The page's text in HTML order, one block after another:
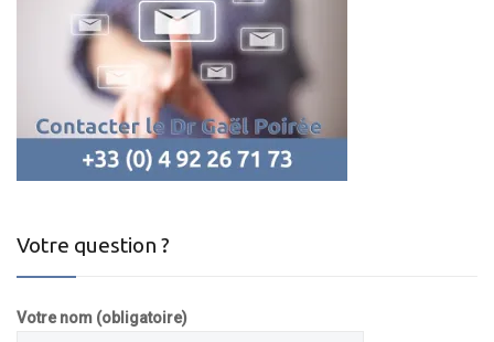
Votre question ?
Votre nom (obligatoire)